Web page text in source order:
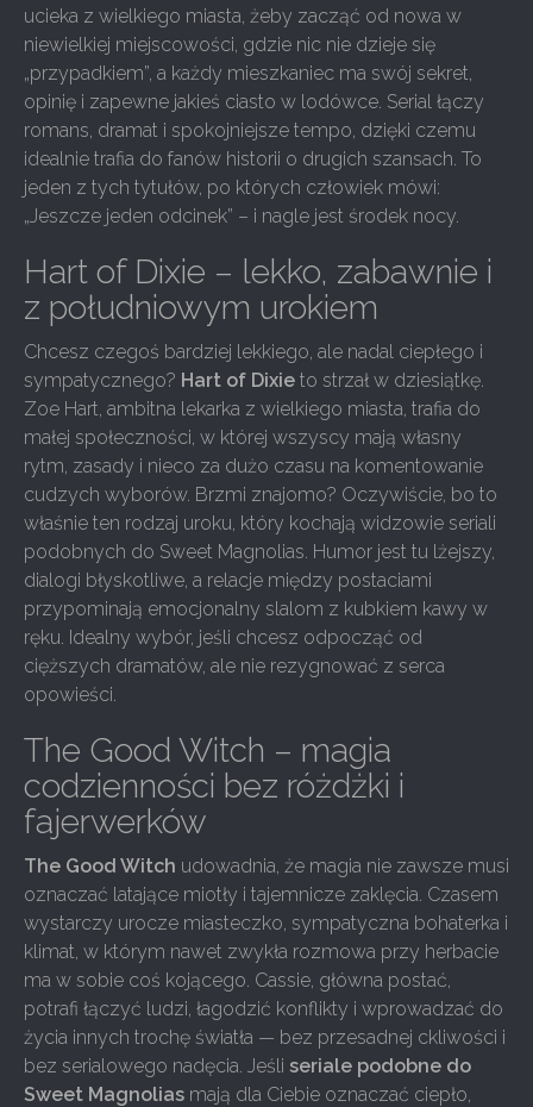
ucieka z wielkiego miasta, żeby zacząć od nowa w
niewielkiej miejscowości, gdzie nic nie dzieje się
„przypadkiem”, a każdy mieszkaniec ma swój sekret,
opinię i zapewne jakieś ciasto w lodówce. Serial łączy
romans, dramat i spokojniejsze tempo, dzięki czemu
idealnie trafia do fanów historii o drugich szansach. To
jeden z tych tytułów, po których człowiek mówi:
„Jeszcze jeden odcinek” – i nagle jest środek nocy.
Hart of Dixie – lekko, zabawnie i
z południowym urokiem
Chcesz czegoś bardziej lekkiego, ale nadal ciepłego i
sympatycznego? Hart of Dixie to strzał w dziesiątkę.
Zoe Hart, ambitna lekarka z wielkiego miasta, trafia do
małej społeczności, w której wszyscy mają własny
rytm, zasady i nieco za dużo czasu na komentowanie
cudzych wyborów. Brzmi znajomo? Oczywiście, bo to
właśnie ten rodzaj uroku, który kochają widzowie seriali
podobnych do Sweet Magnolias. Humor jest tu lżejszy,
dialogi błyskotliwe, a relacje między postaciami
przypominają emocjonalny slalom z kubkiem kawy w
ręku. Idealny wybór, jeśli chcesz odpocząć od
cięższych dramatów, ale nie rezygnować z serca
opowieści.
The Good Witch – magia
codzienności bez różdżki i
fajerwerków
The Good Witch udowadnia, że magia nie zawsze musi
oznaczać latające miotły i tajemnicze zaklęcia. Czasem
wystarczy urocze miasteczko, sympatyczna bohaterka i
klimat, w którym nawet zwykła rozmowa przy herbacie
ma w sobie coś kojącego. Cassie, główna postać,
potrafi łączyć ludzi, łagodzić konflikty i wprowadzać do
życia innych trochę światła — bez przesadnej ckliwości i
bez serialowego nadęcia. Jeśli seriale podobne do
Sweet Magnolias mają dla Ciebie oznaczać ciepło,